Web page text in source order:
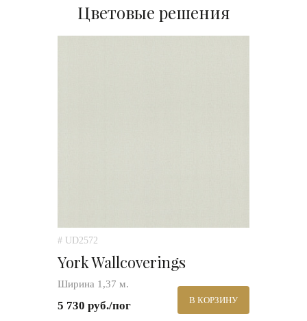
Цветовые решения
# UD2572
York Wallcoverings
Ширина 1,37 м.
5 730 руб./пог В КОРЗИНУ